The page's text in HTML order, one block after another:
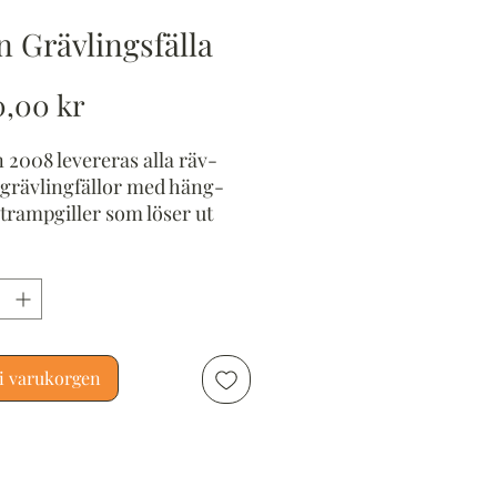
Grävlingsfälla
krPris
2008 levereras alla räv-
med häng-
som löser ut
100 x 40 x 71 cm
8,2 kg
30-60 min
omonterad
varukorgen